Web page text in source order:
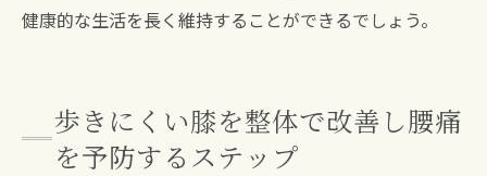
健康的な生活を長く維持することができるでしょう。
歩きにくい膝を整体で改善し腰痛
を予防するステップ